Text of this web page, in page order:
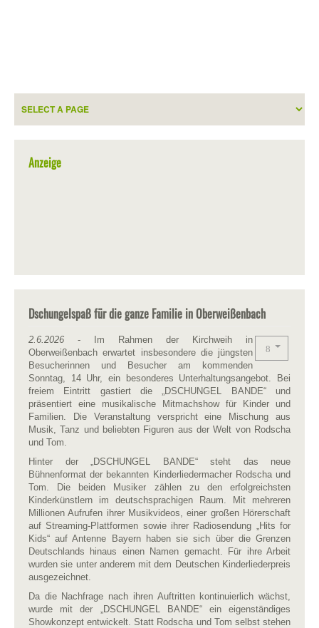
Anzeige
Dschungelspaß für die ganze Familie in Oberweißenbach
2.6.2026 - Im Rahmen der Kirchweih in
Oberweißenbach erwartet insbesondere die jüngsten
Besucherinnen und Besucher am kommenden
Sonntag, 14 Uhr, ein besonderes Unterhaltungsangebot. Bei
freiem Eintritt gastiert die „DSCHUNGEL BANDE“ und
präsentiert eine musikalische Mitmachshow für Kinder und
Familien. Die Veranstaltung verspricht eine Mischung aus
Musik, Tanz und beliebten Figuren aus der Welt von Rodscha
und Tom.
Hinter der „DSCHUNGEL BANDE“ steht das neue
Bühnenformat der bekannten Kinderliedermacher Rodscha und
Tom. Die beiden Musiker zählen zu den erfolgreichsten
Kinderkünstlern im deutschsprachigen Raum. Mit mehreren
Millionen Aufrufen ihrer Musikvideos, einer großen Hörerschaft
auf Streaming-Plattformen sowie ihrer Radiosendung „Hits for
Kids“ auf Antenne Bayern haben sie sich über die Grenzen
Deutschlands hinaus einen Namen gemacht. Für ihre Arbeit
wurden sie unter anderem mit dem Deutschen Kinderliederpreis
ausgezeichnet.
Da die Nachfrage nach ihren Auftritten kontinuierlich wächst,
wurde mit der „DSCHUNGEL BANDE“ ein eigenständiges
Showkonzept entwickelt. Statt Rodscha und Tom selbst stehen